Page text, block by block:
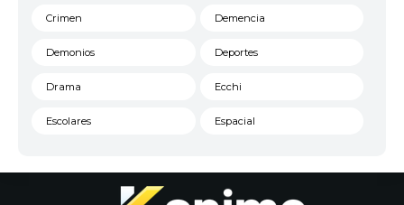
Crimen Demencia
Demonios Deportes
Drama Ecchi
Escolares Espacial
Historico